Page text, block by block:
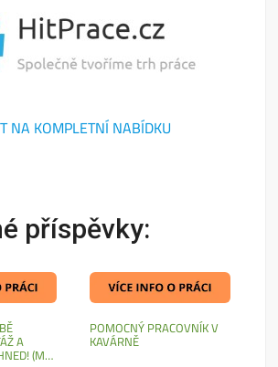
NA KOMPLETNÍ NABÍDKU
příspěvky:
A
(M/
POMOCNÝ PRACOVNÍK V
KAVÁRNĚ